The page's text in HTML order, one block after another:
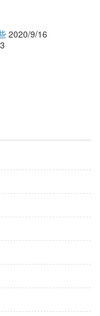
吱吱声一种比较常
较大的措施。龙骨平
本达到规定的标
怎么能选择更好
量。人们谁是与木地
面的原因？木地板
素是什么？主要由
木地板的安装施工
，7分的安装”，所以
。自然使用寿命也
2020/9/16